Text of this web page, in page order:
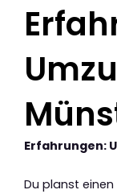
Erfahrungen:
Du planst